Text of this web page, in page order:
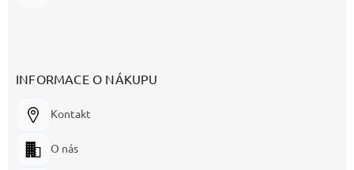
INFORMACE O NÁKUPU
Kontakt
O nás